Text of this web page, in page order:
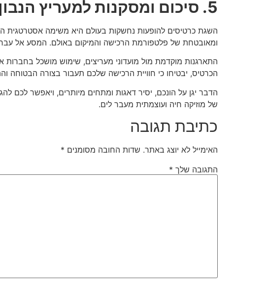
5. סיכום ומסקנות למעריץ הנבון
השגת כרטיסים להופעות נחשקות בעולם היא משימה אסטרטגית
ומאובטחת של פלטפורמת הרכישה והמיקום באולם. המסע אל
הכרטיס, יבטיחו כי חוויית הרכישה שלכם תעבור בצורה הבטוחה
הדבר יגן על הונכם, יסיר דאגות ומתחים מיותרים, ויאפשר לכם
של מוזיקה חיה ועוצמתית מעבר לים.
כתיבת תגובה
האימייל לא יוצג באתר. שדות החובה מסומנים *
התגובה שלך *